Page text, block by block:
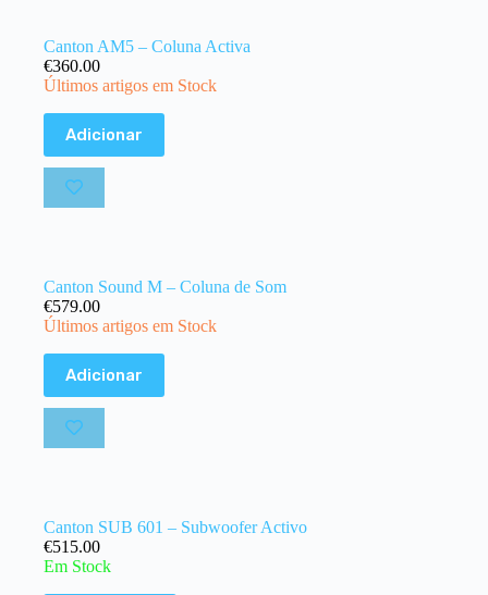
Canton AM5 – Coluna Activa
€360.00
Últimos artigos em Stock
Adicionar
Canton Sound M – Coluna de Som
€579.00
Últimos artigos em Stock
Adicionar
Canton SUB 601 – Subwoofer Activo
€515.00
Em Stock